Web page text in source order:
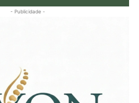
- Publicidade -